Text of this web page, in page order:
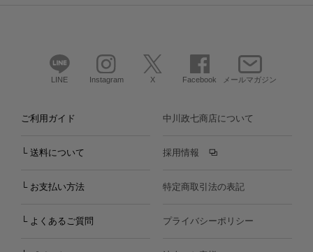
LINE Instagram X Facebook メールマガジン
ご利用ガイド
└ 送料について
└ お支払い方法
└ よくあるご質問
中川政七商店について
採用情報
特定商取引法の表記
プライバシーポリシー